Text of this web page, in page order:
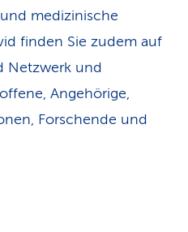
medizinische
finden Sie zudem auf
Netzwerk und
Angehörige,
Forschende und